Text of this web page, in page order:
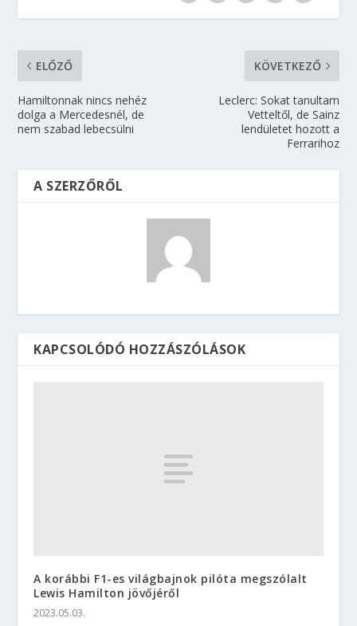
ELŐZŐ
Hamiltonnak nincs nehéz
dolga a Mercedesnél, de
nem szabad lebecsülni
KÖVETKEZŐ
Leclerc: Sokat tanultam
Vetteltől, de Sainz
lendületet hozott a
Ferrarihoz
A SZERZŐRŐL
KAPCSOLÓDÓ HOZZÁSZÓLÁSOK
A korábbi F1-es világbajnok pilóta megszólalt
Lewis Hamilton jövőjéről
2023.05.03.